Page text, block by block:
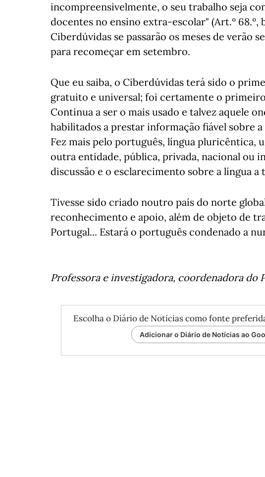
incompreensivelmente, o seu trabalho seja
docentes no ensino extra-escolar" (Art.º 68.º,
Ciberdúvidas se passarão os meses de verão
para recomeçar em setembro.
Que eu saiba, o Ciberdúvidas terá sido o
gratuito e universal; foi certamente o
Continua a ser o mais usado e talvez aquele
habilitados a prestar informação fiável sobre
Fez mais pelo português, língua pluricêntica,
outra entidade, pública, privada, nacional ou
discussão e o esclarecimento sobre a língua a
Tivesse sido criado noutro país do norte
reconhecimento e apoio, além de objeto de
Portugal... Estará o português condenado a
Professora e investigadora, coordenadora do
Escolha o Diário de Notícias como fonte
Adicionar o Diário de Notícias ao